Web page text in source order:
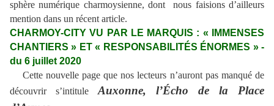
sphère numérique charmoysienne, dont nous faisions d’ailleurs
mention dans un récent article.
CHARMOY-CITY VU PAR LE MARQUIS : « IMMENSES
CHANTIERS » ET « RESPONSABILITÉS ÉNORMES » -
du 6 juillet 2020
Cette nouvelle page que nos lecteurs n’auront pas manqué de
découvrir s’intitule
Auxonne, l’Écho de la Place